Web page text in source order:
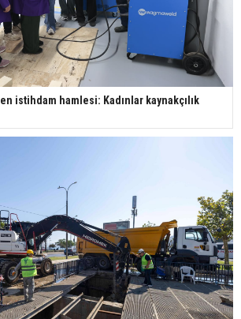
istihdam hamlesi: Kadınlar kaynakçılık